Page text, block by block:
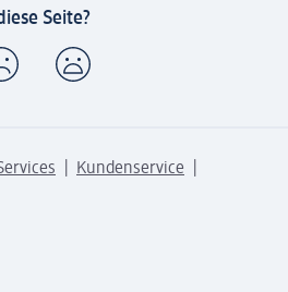
Seite?
Kundenservice